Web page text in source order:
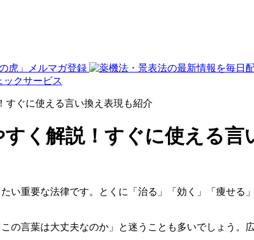
すぐに使える言い換え表現も紹介
く解説！すぐに使える言
い重要な法律です。とくに「治る」「効く」「痩せる
の言葉は大丈夫なのか」と迷うことも多いでしょう